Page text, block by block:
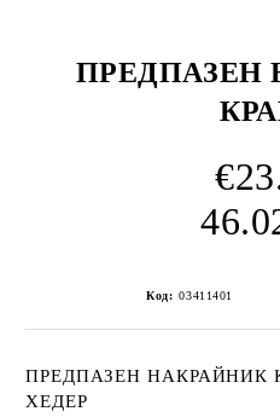
ПРЕДПАЗЕН
Код: 03411401
ПРЕДПАЗЕН НАКРАЙНИК
ХЕДЕР